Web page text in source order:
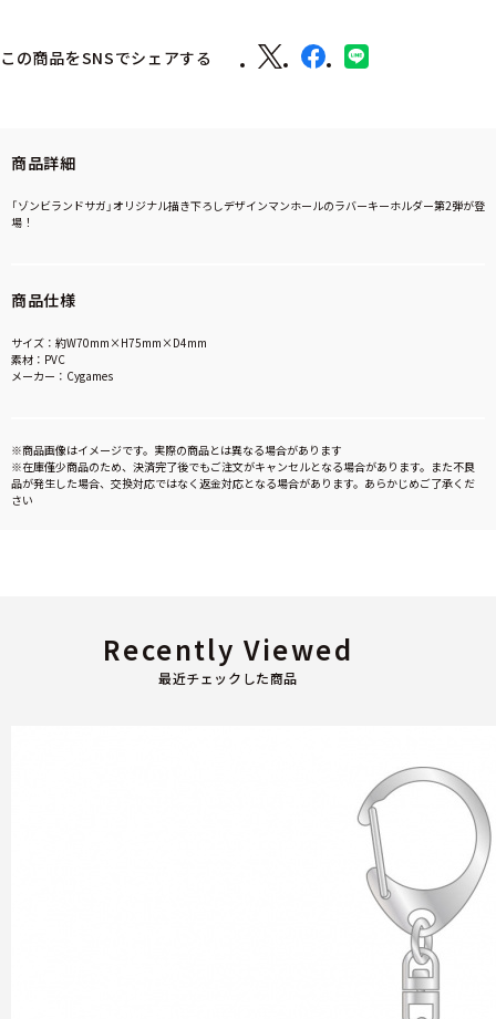
この商品をSNSでシェアする
商品詳細
「ゾンビランドサガ」オリジナル描き下ろしデザインマンホールのラバーキーホルダー第2弾が登
場！
商品仕様
サイズ：約W70mm×H75mm×D4mm
素材：PVC
メーカー：Cygames
※商品画像はイメージです。実際の商品とは異なる場合があります
※在庫僅少商品のため、決済完了後でもご注文がキャンセルとなる場合があります。また不良
品が発生した場合、交換対応ではなく返金対応となる場合があります。あらかじめご了承くだ
さい
最近チェックした商品
Recently Viewed